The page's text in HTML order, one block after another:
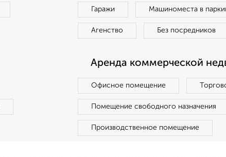
Гаражи Машиноместа в
Агенство Без посредников
Аренда коммерческой
Офисное помещение
Помещение свободного назначения
Производственное помещение